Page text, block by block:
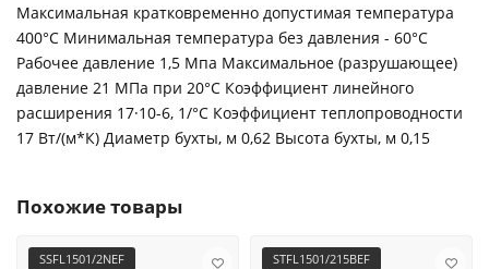
Максимальная кратковременно допустимая температура
400°С Минимальная температура без давления - 60°С
Рабочее давление 1,5 Мпа Максимальное (разрушающее)
давление 21 МПа при 20°С Коэффициент линейного
расширения 17·10-6, 1/°С Коэффициент теплопроводности
17 Вт/(м*К) Диаметр бухты, м 0,62 Высота бухты, м 0,15
Похожие товары
SSFL1501/2NEF STFL1501/215BEF